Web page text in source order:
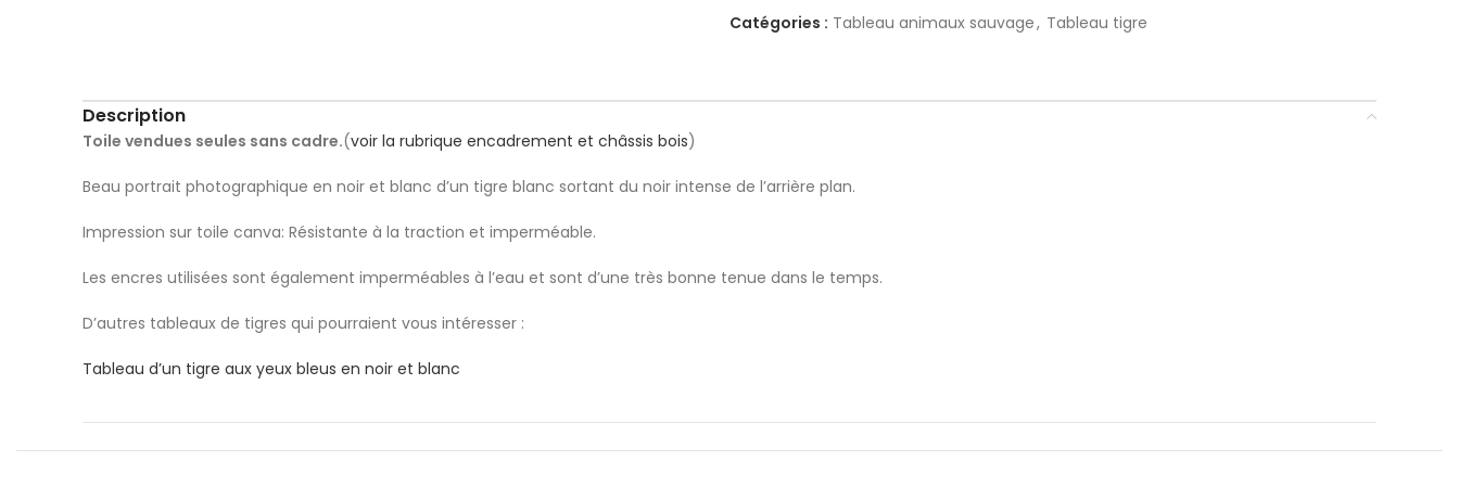
Catégories : Tableau animaux sauvage, Tableau tigre
Description
Toile vendues seules sans cadre.(voir la rubrique encadrement et châssis bois)
Beau portrait photographique en noir et blanc d’un tigre blanc sortant du noir intense de l’arrière plan.
Impression sur toile canva: Résistante à la traction et imperméable.
Les encres utilisées sont également imperméables à l’eau et sont d’une très bonne tenue dans le temps.
D’autres tableaux de tigres qui pourraient vous intéresser :
Tableau d’un tigre aux yeux bleus en noir et blanc